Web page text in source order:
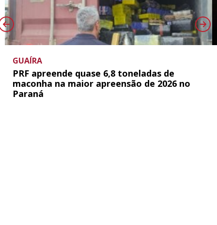
GUAÍRA
PRF apreende quase 6,8 toneladas de
maconha na maior apreensão de 2026 no
Paraná